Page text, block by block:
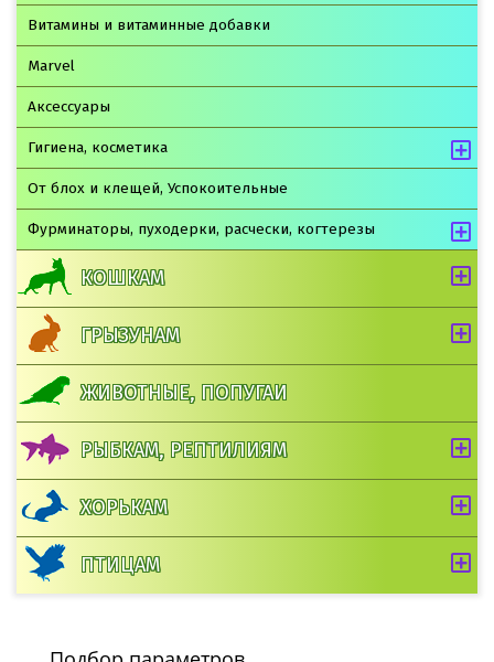
Витамины и витаминные добавки
Marvel
Аксессуары
Гигиена, косметика
От блох и клещей, Успокоительные
Фурминаторы, пуходерки, расчески, когтерезы
КОШКАМ
ГРЫЗУНАМ
ЖИВОТНЫЕ, ПОПУГАИ
РЫБКАМ, РЕПТИЛИЯМ
ХОРЬКАМ
ПТИЦАМ